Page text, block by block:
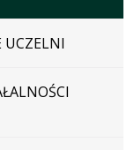
UCZELNI